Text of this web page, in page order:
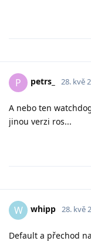
P petrs_ 28. kvě
A nebo ten
jinou verzi ros...
W whipp 28. kvě
Default a přechod